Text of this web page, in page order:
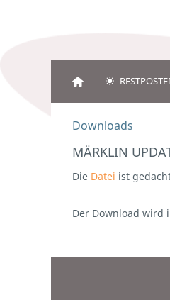
Downloads
MÄRKLIN
Die Datei ist
Der Download wird